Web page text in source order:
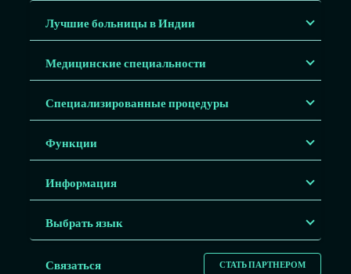
Лучшие больницы в Индии
Медицинские специальности
Специализированные процедуры
Функции
Информация
Выбрать язык
СТАТЬ ПАРТНЕРОМ
Связаться